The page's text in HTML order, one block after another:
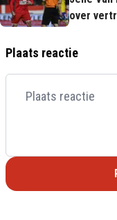
over
Plaats reactie